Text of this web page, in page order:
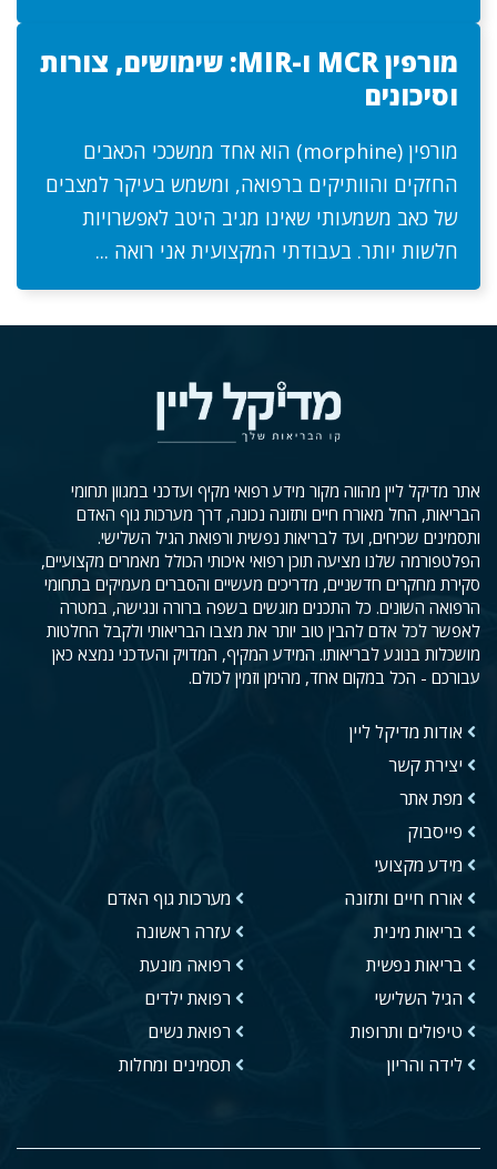
מורפין MCR ו-MIR: שימושים, צורות
וסיכונים
מורפין (morphine) הוא אחד ממשככי הכאבים
החזקים והוותיקים ברפואה, ומשמש בעיקר למצבים
של כאב משמעותי שאינו מגיב היטב לאפשרויות
חלשות יותר. בעבודתי המקצועית אני רואה ...
אתר מדיקל ליין מהווה מקור מידע רפואי מקיף ועדכני במגוון תחומי
הבריאות, החל מאורח חיים ותזונה נכונה, דרך מערכות גוף האדם
ותסמינים שכיחים, ועד לבריאות נפשית ורפואת הגיל השלישי.
הפלטפורמה שלנו מציעה תוכן רפואי איכותי הכולל מאמרים מקצועיים,
סקירת מחקרים חדשניים, מדריכים מעשיים והסברים מעמיקים בתחומי
הרפואה השונים. כל התכנים מוגשים בשפה ברורה ונגישה, במטרה
לאפשר לכל אדם להבין טוב יותר את מצבו הבריאותי ולקבל החלטות
מושכלות בנוגע לבריאותו. המידע המקיף, המדויק והעדכני נמצא כאן
עבורכם - הכל במקום אחד, מהימן וזמין לכולם.
אודות מדיקל ליין
יצירת קשר
מפת אתר
פייסבוק
מידע מקצועי
אורח חיים ותזונה
בריאות מינית
בריאות נפשית
הגיל השלישי
טיפולים ותרופות
לידה והריון
מערכות גוף האדם
עזרה ראשונה
רפואה מונעת
רפואת ילדים
רפואת נשים
תסמינים ומחלות